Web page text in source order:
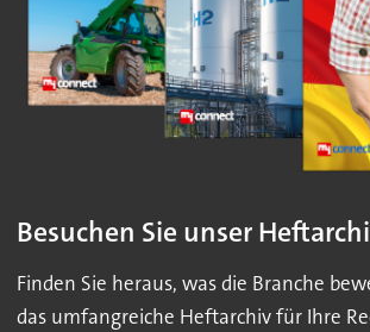
Besuchen Sie unser
Finden Sie heraus, was die Branche
das umfangreiche Heftarchiv für Ihre